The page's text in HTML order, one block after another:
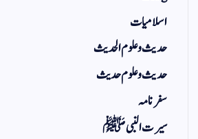
اسلامیات
حدیث و علوم الحدیث
حدیث و علوم حدیث
سفر نامہ
سیرت النبی ﷺ